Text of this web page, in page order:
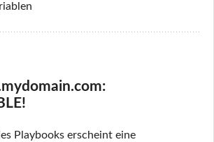
Playbooks erscheint eine